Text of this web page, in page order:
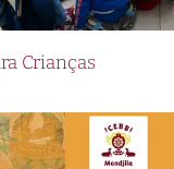
Crianças